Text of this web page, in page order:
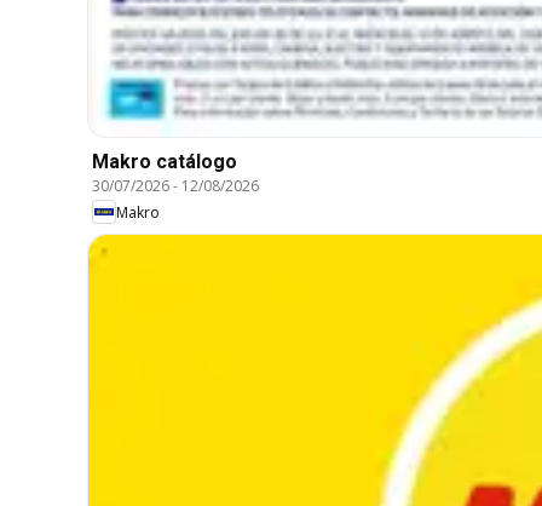
Makro catálogo
30/07/2026- 12/08/2026
Makro